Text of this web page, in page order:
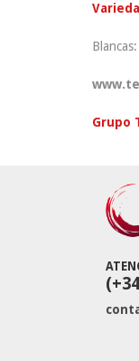
Blancas:
Grupo